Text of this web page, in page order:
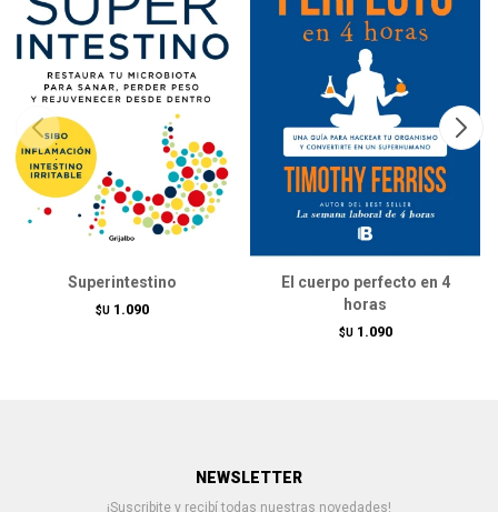
Superintestino
$U 1.090
El cuerpo perfecto en 4
horas
$U 1.090
NEWSLETTER
¡Suscribite y recibí todas nuestras novedades!